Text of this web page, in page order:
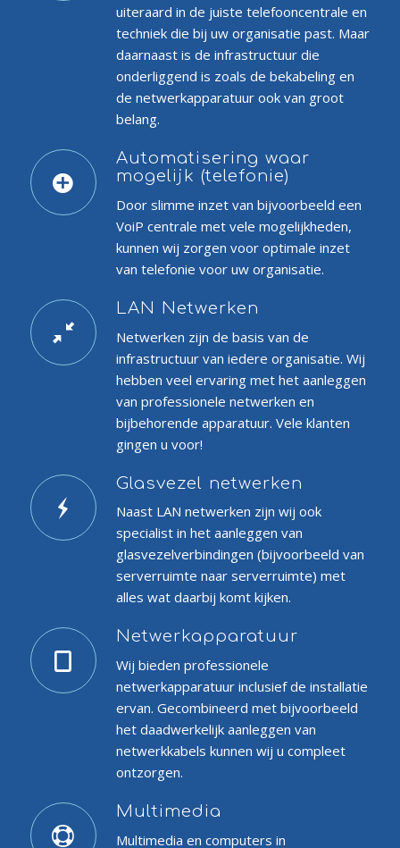
uiteraard in de juiste telefooncentrale en
techniek die bij uw organisatie past. Maar
daarnaast is de infrastructuur die
onderliggend is zoals de bekabeling en
de netwerkapparatuur ook van groot
belang.
Automatisering waar
mogelijk (telefonie)
Door slimme inzet van bijvoorbeeld een
VoiP centrale met vele mogelijkheden,
kunnen wij zorgen voor optimale inzet
van telefonie voor uw organisatie.
LAN Netwerken
Netwerken zijn de basis van de
infrastructuur van iedere organisatie. Wij
hebben veel ervaring met het aanleggen
van professionele netwerken en
bijbehorende apparatuur. Vele klanten
gingen u voor!
Glasvezel netwerken
Naast LAN netwerken zijn wij ook
specialist in het aanleggen van
glasvezelverbindingen (bijvoorbeeld van
serverruimte naar serverruimte) met
alles wat daarbij komt kijken.
Netwerkapparatuur
Wij bieden professionele
netwerkapparatuur inclusief de installatie
ervan. Gecombineerd met bijvoorbeeld
het daadwerkelijk aanleggen van
netwerkkabels kunnen wij u compleet
ontzorgen.
Multimedia
Multimedia en computers in